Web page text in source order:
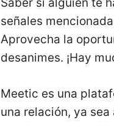
señales
Aprovecha la
desanimes. ¡Hay
Meetic es una
una relación, ya